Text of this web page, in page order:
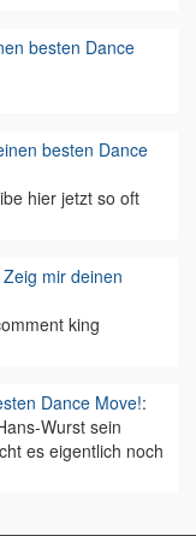
besten Dance
besten Dance
hier jetzt so oft
Zeig mir deinen
king
Dance Move!:
Wurst sein
es eigentlich noch